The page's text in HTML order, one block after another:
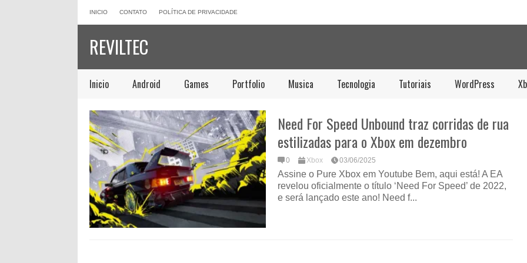
INICIO CONTATO POLÍTICA DE PRIVACIDADE
REVILTEC
Inicio Android Games Portfolio Musica Tecnologia Tutoriais WordPress
Need For Speed ​​Unbound traz corridas de rua
estilizadas para o Xbox em dezembro
0 Xbox 03/06/2025
Assine o Pure Xbox em Youtube Bem, aqui está! A EA
revelou oficialmente o título ‘Need For Speed’ de 2022,
e será lançado este ano! Need f...